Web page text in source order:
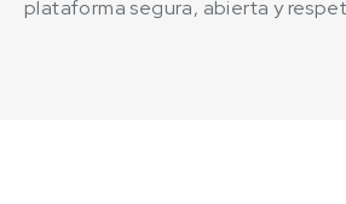
plataforma segura, abierta y